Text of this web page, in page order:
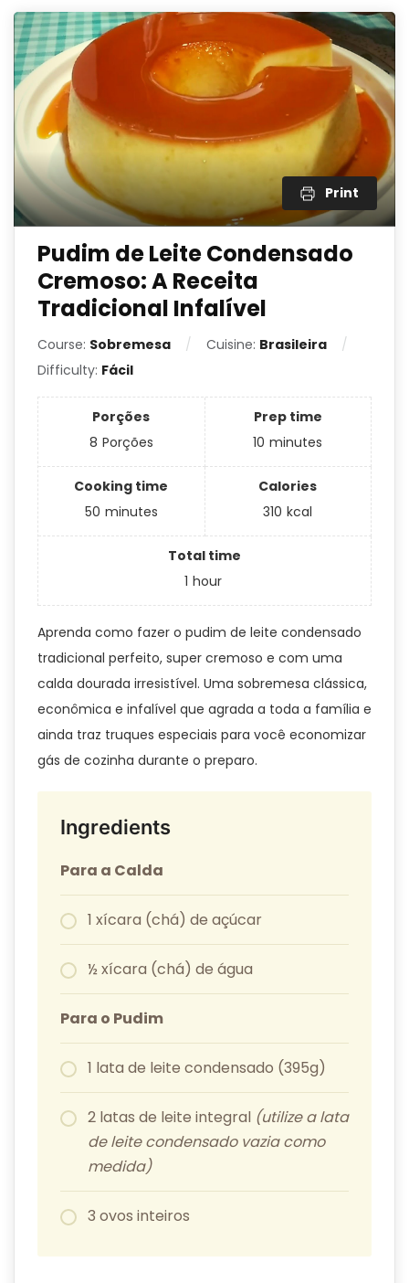
Print
Pudim de Leite Condensado
Cremoso: A Receita
Tradicional Infalível
Course: Sobremesa Cuisine: Brasileira
Difficulty: Fácil
Porções
8 Porções
Prep time
10 minutes
Cooking time
50 minutes
Calories
310 kcal
Total time
1 hour
Aprenda como fazer o pudim de leite condensado
tradicional perfeito, super cremoso e com uma
calda dourada irresistível. Uma sobremesa clássica,
econômica e infalível que agrada a toda a família e
ainda traz truques especiais para você economizar
gás de cozinha durante o preparo.
Ingredients
Para a Calda
1 xícara (chá) de açúcar
½ xícara (chá) de água
Para o Pudim
1 lata de leite condensado (395g)
2 latas de leite integral (utilize a lata
de leite condensado vazia como
medida)
3 ovos inteiros